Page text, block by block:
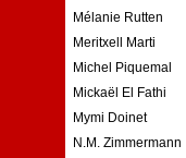
Mélanie Rutten
Meritxell Marti
Michel Piquemal
Mickaël El Fathi
Mymi Doinet
N.M. Zimmermann